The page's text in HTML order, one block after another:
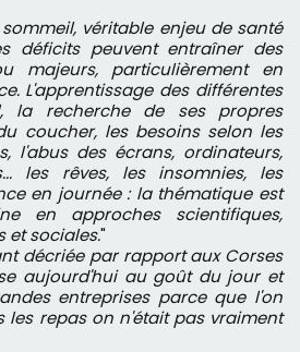
véritable enjeu de santé
déficits peuvent entraîner des
majeurs, particulièrement en
L'apprentissage des différentes
la recherche de ses propres
coucher, les besoins selon les
l'abus des écrans, ordinateurs,
les rêves, les insomnies, les
en journée : la thématique est
en approches scientifiques,
et sociales."
décriée par rapport aux Corses
aujourd'hui au goût du jour et
entreprises parce que l'on
les repas on n'était pas vraiment